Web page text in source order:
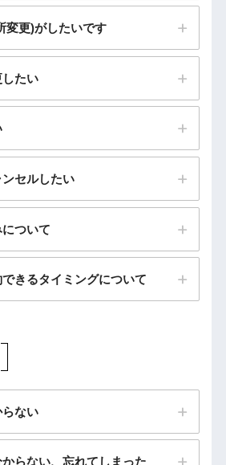
変更)がしたいです
たい
セルしたい
ついて
きるタイミングについて
ない
らない、忘れてしまった